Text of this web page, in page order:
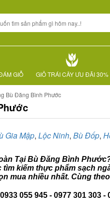
GIỖ GIỎ TRÁI CÂY ƯU ĐÃI 30%
Bù Đăng Bình Phước
Gia Mập, Lộc Ninh, Bù Đốp,
Tại Bù Đăng Bình
kiếm thực phẩm sạch
mua nhiều nhất. Cùng
055 945 - 0977 301 303 -